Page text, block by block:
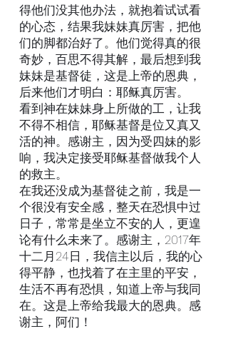
得他们没其他办法，就抱着试试看
的心态，结果我妹妹真厉害，把他
们的脚都治好了。他们觉得真的很
奇妙，百思不得其解，最后想到我
妹妹是基督徒，这是上帝的恩典，
后来他们才明白：耶稣真厉害。
看到神在妹妹身上所做的工，让我
不得不相信，耶稣基督是位又真又
活的神。感谢主，因为受四妹的影
响，我决定接受耶稣基督做我个人
的救主。
在我还没成为基督徒之前，我是一
个很没有安全感，整天在恐惧中过
日子，常常是坐立不安的人，更遑
论有什么未来了。感谢主，2017年
十二月24日，我信主以后，我的心
得平静，也找着了在主里的平安，
生活不再有恐惧，知道上帝与我同
在。这是上帝给我最大的恩典。感
谢主，阿们！